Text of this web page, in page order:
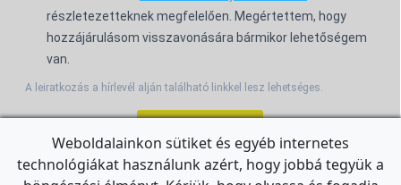
részletezetteknek megfelelően. Megértettem, hogy
hozzájárulásom visszavonására bármikor lehetőségem
van.
A leiratkozás a hírlevél alján található linkkel lesz lehetséges.
For the English Newsletter, clickHERE.
Weboldalainkon sütiket és egyéb internetes
technológiákat használunk azért, hogy jobbá tegyük a